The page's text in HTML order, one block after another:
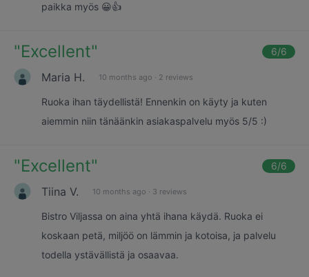
paikka myös 😀👍
"Excellent" 6/6
Maria H. 10 months ago · 2 reviews
Ruoka ihan täydellistä! Ennenkin on käyty ja kuten
aiemmin niin tänäänkin asiakaspalvelu myös 5/5 :)
"Excellent" 6/6
Tiina V. 10 months ago · 3 reviews
Bistro Viljassa on aina yhtä ihana käydä. Ruoka ei
koskaan petä, miljöö on lämmin ja kotoisa, ja palvelu
todella ystävällistä ja osaavaa.